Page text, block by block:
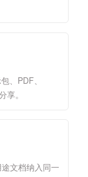
、PDF、
。
文档纳入同一